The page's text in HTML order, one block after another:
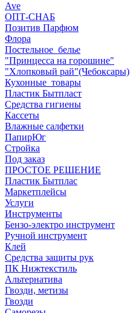
Ave
ОПТ-СНАБ
Позитив Парфюм
Флора
Постельное_белье
"Принцесса на горошине"
"Хлопковый рай"(Чебоксары)
Кухонные_товары
Пластик Бытпласт
Средства гигиены
Кассеты
Влажные салфетки
ПапирЮг
Стройка
Под заказ
ПРОСТОЕ РЕШЕНИЕ
Пластик Бытплас
Маркетплейсы
Услуги
Инструменты
Бензо-электро инструмент
Ручной инструмент
Клей
Средства защиты рук
ПК Нижтекстиль
Альтернатива
Гвозди, метизы
Гвозди